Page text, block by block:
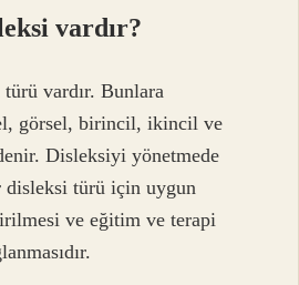
vardır?
vardır. Bunlara
görsel, birincil, ikincil ve
Disleksiyi yönetmede
türü için uygun
ve eğitim ve terapi